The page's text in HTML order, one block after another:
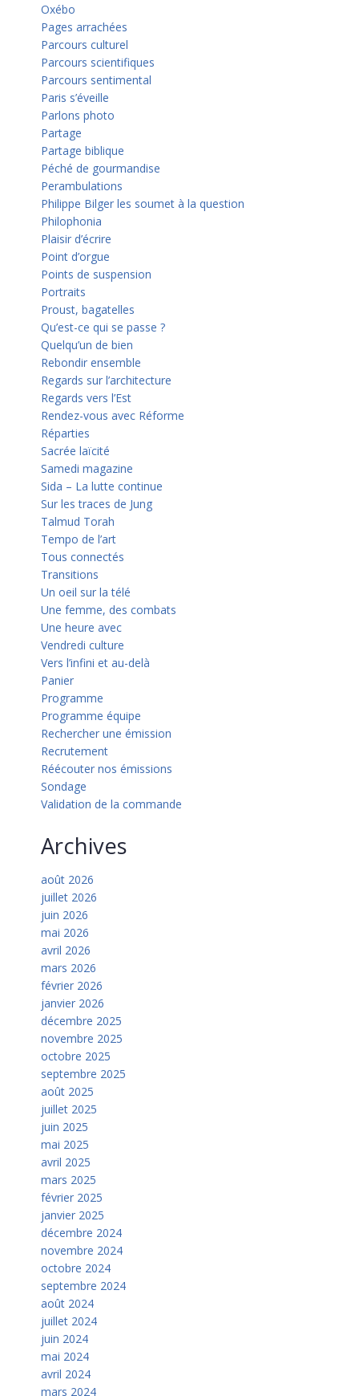
Oxébo
Pages arrachées
Parcours culturel
Parcours scientifiques
Parcours sentimental
Paris s’éveille
Parlons photo
Partage
Partage biblique
Péché de gourmandise
Perambulations
Philippe Bilger les soumet à la question
Philophonia
Plaisir d’écrire
Point d’orgue
Points de suspension
Portraits
Proust, bagatelles
Qu’est-ce qui se passe ?
Quelqu’un de bien
Rebondir ensemble
Regards sur l’architecture
Regards vers l’Est
Rendez-vous avec Réforme
Réparties
Sacrée laïcité
Samedi magazine
Sida – La lutte continue
Sur les traces de Jung
Talmud Torah
Tempo de l’art
Tous connectés
Transitions
Un oeil sur la télé
Une femme, des combats
Une heure avec
Vendredi culture
Vers l’infini et au-delà
Panier
Programme
Programme équipe
Rechercher une émission
Recrutement
Réécouter nos émissions
Sondage
Validation de la commande
Archives
août 2026
juillet 2026
juin 2026
mai 2026
avril 2026
mars 2026
février 2026
janvier 2026
décembre 2025
novembre 2025
octobre 2025
septembre 2025
août 2025
juillet 2025
juin 2025
mai 2025
avril 2025
mars 2025
février 2025
janvier 2025
décembre 2024
novembre 2024
octobre 2024
septembre 2024
août 2024
juillet 2024
juin 2024
mai 2024
avril 2024
mars 2024